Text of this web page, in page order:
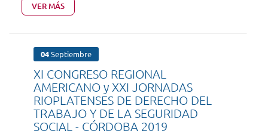
VER MÁS
04Septiembre
XI CONGRESO REGIONAL
AMERICANO y XXI JORNADAS
RIOPLATENSES DE DERECHO DEL
TRABAJO Y DE LA SEGURIDAD
SOCIAL - CÓRDOBA 2019